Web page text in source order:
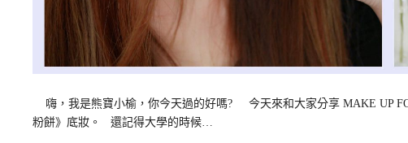
嗨，我是熊寶小榆，你今天過的好嗎? 今天來和大家分享 MAKE UP
粉餅》底妝。 還記得大學的時候…